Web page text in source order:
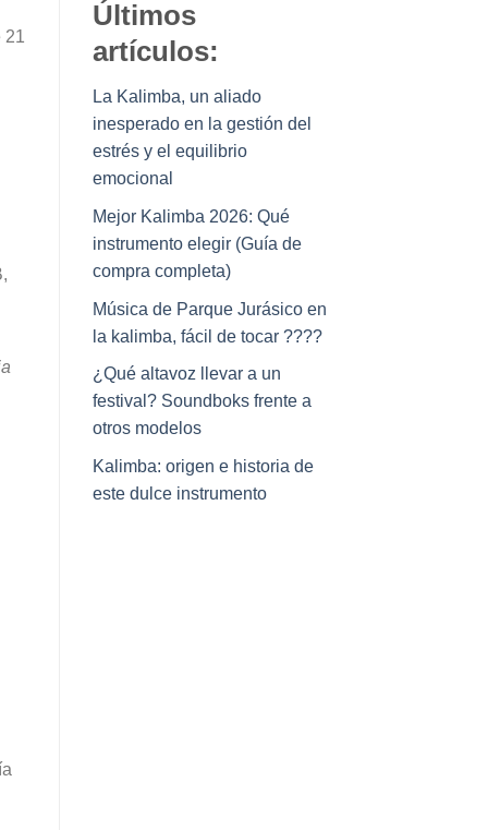
21
Últimos
artículos:
La Kalimba, un aliado
inesperado en la gestión del
estrés y el equilibrio
emocional
Mejor Kalimba 2026: Qué
instrumento elegir (Guía de
compra completa)
Música de Parque Jurásico en
la kalimba, fácil de tocar ????
¿Qué altavoz llevar a un
festival? Soundboks frente a
otros modelos
Kalimba: origen e historia de
este dulce instrumento